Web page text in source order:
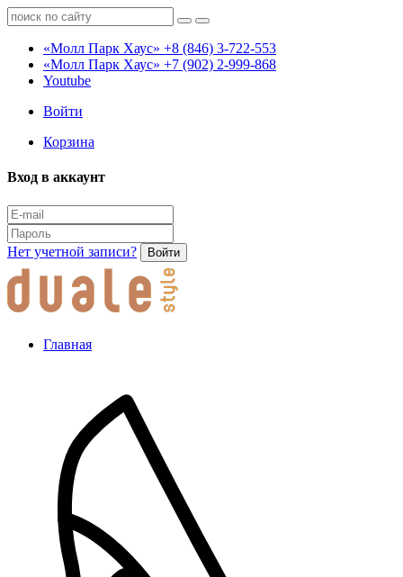
«Молл Парк Хаус» +8 (846) 3-722-553
«Молл Парк Хаус» +7 (902) 2-999-868
Youtube
Войти
Корзина
Вход в аккаунт
Нет учетной записи? Войти
Главная